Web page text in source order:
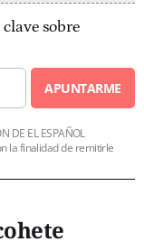
sobre
APUNTARME
DE EL ESPAÑOL
la finalidad de remitirle